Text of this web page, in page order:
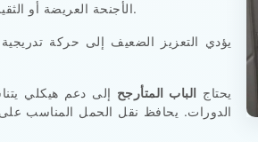
الأجنحة العريضة أو الثقيلة للباب إلى خلق رافعة أقوى بالقرب من نقاط التثبيت العلوية.
يؤدي التعزيز الضعيف إلى حركة تدريجية
يحتاج الباب المتأرجح إلى دعم هيكلي
الدورات. يحافظ نقل الحمل المناسب على